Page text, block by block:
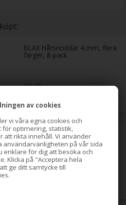
av cookies
vi våra egna cookies och
optimering, statistik,
rikta innehåll. Vi använder
användarvänligheten på vår sida
enklare för dig att besöka och
Klicka på "Acceptera hela
ge ditt samtycke till
BLAX Hårsnoddar 4 mm, flera
färger, 8-pack
89,00
Hästsvans-spiral med strass,
guld
SEK